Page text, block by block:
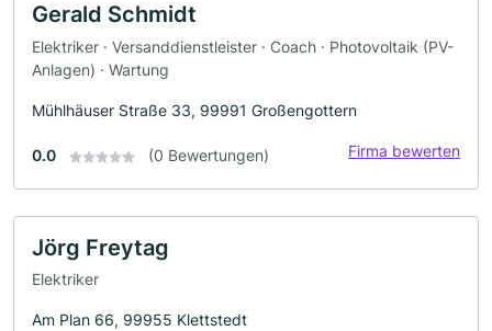
Gerald Schmidt
Elektriker · Versanddienstleister · Coach · Photovoltaik (PV-
Anlagen) · Wartung
Mühlhäuser Straße 33, 99991 Großengottern
0.0 (0 Bewertungen) Firma bewerten
Jörg Freytag
Elektriker
Am Plan 66, 99955 Klettstedt